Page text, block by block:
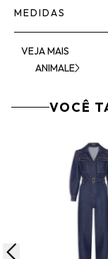
MEDIDAS
VEJA MAIS
ANIMALE
VOCÊ